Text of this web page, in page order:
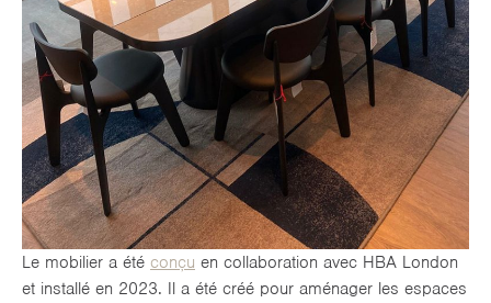
Le mobilier a été conçu en collaboration avec HBA London
et installé en 2023. Il a été créé pour aménager les espaces